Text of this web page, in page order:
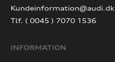
Kundeinformation@audi.dk
Tlf. ( 0045 ) 7070 1536
INFORMATION